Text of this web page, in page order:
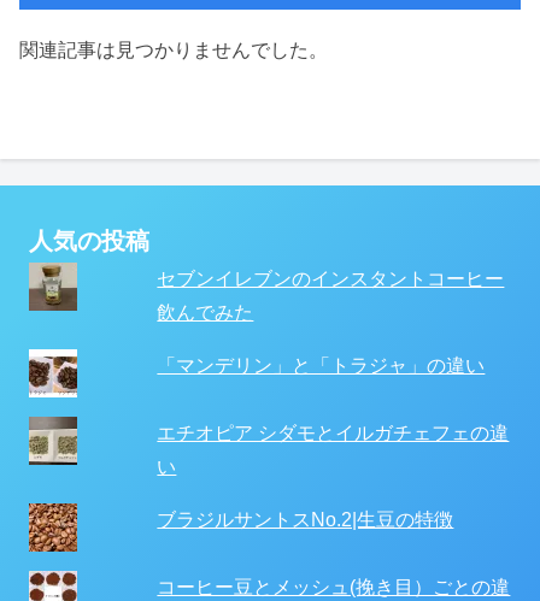
関連記事は見つかりませんでした。
人気の投稿
セブンイレブンのインスタントコーヒー
飲んでみた
「マンデリン」と「トラジャ」の違い
エチオピア シダモとイルガチェフェの違
い
ブラジルサントスNo.2|生豆の特徴
コーヒー豆とメッシュ(挽き目）ごとの違